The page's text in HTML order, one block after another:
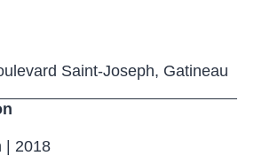
Saint-Joseph, Gatineau
| 2018